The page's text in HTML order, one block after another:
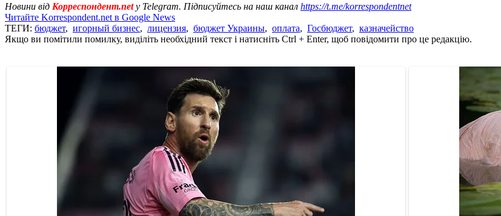
Новини від Корреспондент.netу Telegram. Підписуйтесь на наш канал https://t.me/korrespondentnet
Читайте Korrespondent.net в Google News
ТЕГИ: бюджет, игорный бизнес, лицензия, бюджет Украины, оплата, Госбюджет, казначейство
Якщо ви помітили помилку, виділіть необхідний текст і натисніть Ctrl + Enter, щоб повідомити про це редакцію.